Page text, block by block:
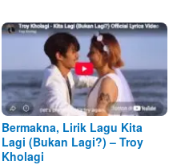
Bermakna, Lirik Lagu Kita
Lagi (Bukan Lagi?) – Troy
Kholagi